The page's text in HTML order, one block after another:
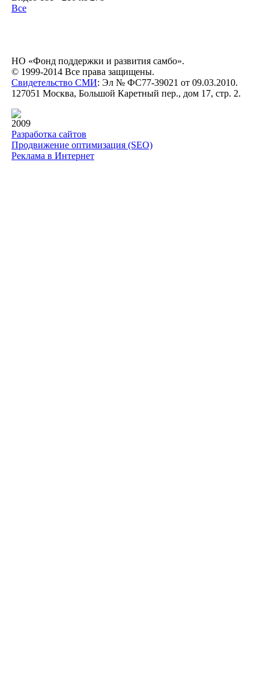
Все
НО «Фонд поддержки и развития самбо».
© 1999-2014 Все права защищены.
Свидетельство СМИ: Эл № ФС77-39021 от 09.03.2010.
127051 Москва, Большой Каретный пер., дом 17, стр. 2.
2009
Разработка сайтов
Продвижение оптимизация (SEO)
Реклама в Интернет